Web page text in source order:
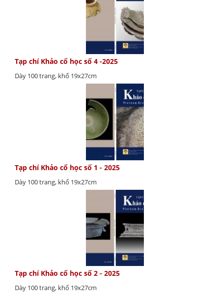
Tạp chí Khảo cổ học số 4 -2025
Dày 100 trang, khổ 19x27cm
Tạp chí Khảo cổ học số 1 - 2025
Dày 100 trang, khổ 19x27cm
Tạp chí Khảo cổ học số 2 - 2025
Dày 100 trang, khổ 19x27cm